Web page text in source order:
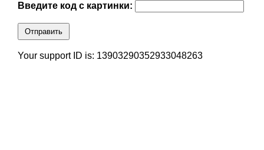
Введите код с картинки:
Отправить
Your support ID is: 13903290352933048263